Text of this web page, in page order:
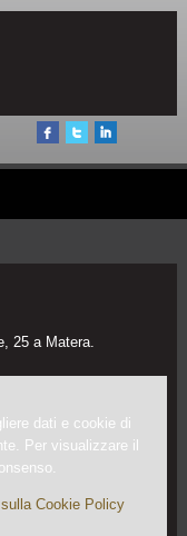
25 a Matera.
dati e cookie di
Per visualizzare il
Cookie Policy